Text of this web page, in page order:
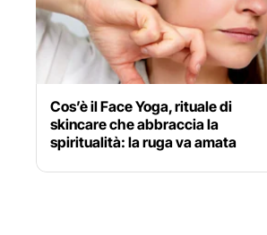
Cos’è il Face Yoga, rituale di
skincare che abbraccia la
spiritualità: la ruga va amata